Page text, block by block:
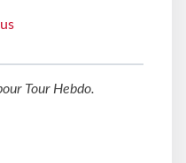
Tour Hebdo.